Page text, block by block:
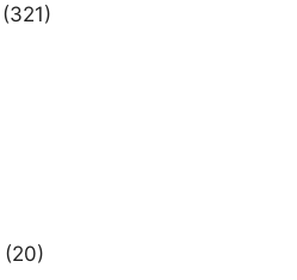
(321)
(20)